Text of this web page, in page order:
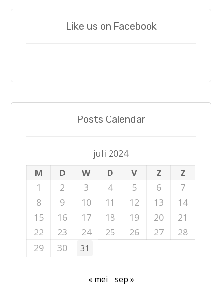
Like us on Facebook
Posts Calendar
juli 2024
M
D W D V Z
Z
1
2 3 4 5 6
7
8
9 10 11 12 13
14
15
16 17 18 19 20
21
22
23 24 25 26 27
28
29
30 31
« mei sep »